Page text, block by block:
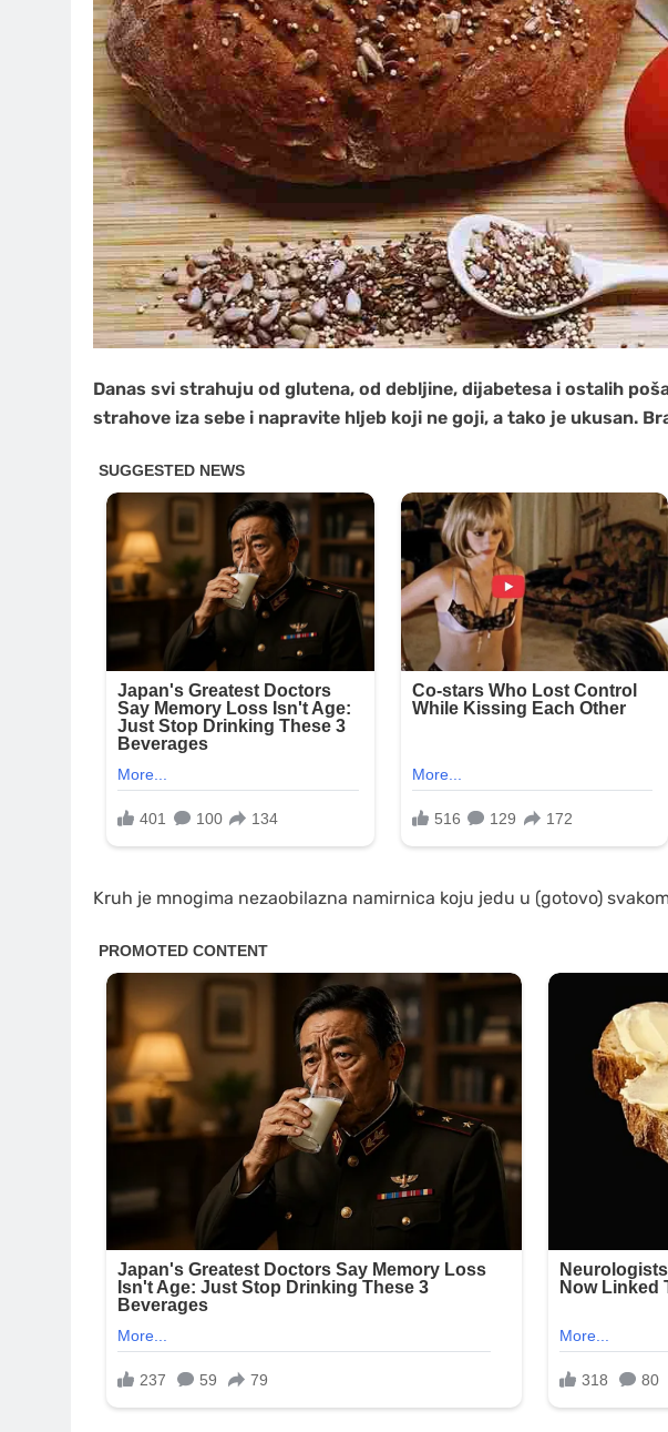
Danas svi strahuju od glutena, od debljine, dijabetesa i ostalih
strahove iza sebe i napravite hljeb koji ne goji, a tako je ukusan.
Kruh je mnogima nezaobilazna namirnica koju jedu u (gotovo)